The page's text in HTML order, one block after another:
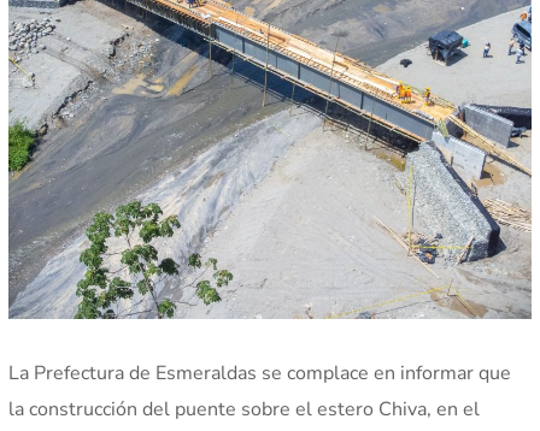
La Prefectura de Esmeraldas se complace en informar que
la construcción del puente sobre el estero Chiva, en el